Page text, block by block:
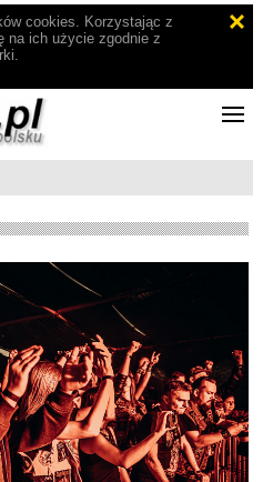
cookies. Korzystając z
na ich użycie zgodnie z